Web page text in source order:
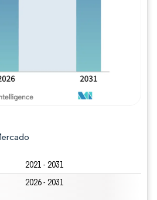
2021 - 2031
2026 - 2031